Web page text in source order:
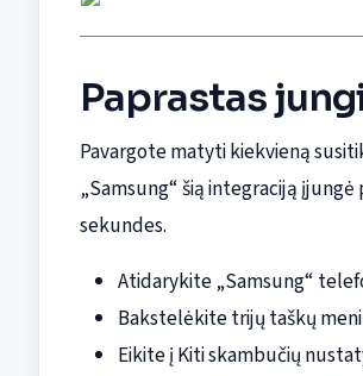
Paprastas
Pavargote matyti kiekvieną
„Samsung“ šią integraciją
sekundes.
Atidarykite „Samsung“
Bakstelėkite trijų taškų
Eikite į Kiti skambučių